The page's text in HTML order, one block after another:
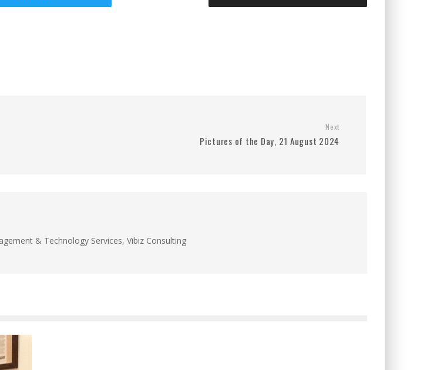
Next
Pictures of the Day, 21 August 2024
& Technology Services, Vibiz Consulting